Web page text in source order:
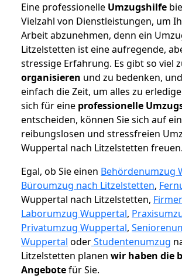
Eine professionelle Umzugshilfe
Vielzahl von Dienstleistungen, um
Arbeit abzunehmen, denn ein
Litzelstetten ist eine aufregende,
stressige Erfahrung. Es gibt so viel
organisieren und zu bedenken,
einfach die Zeit, um alles zu
sich für eine professionelle
entscheiden, können Sie sich auf
reibungslosen und stressfreien
Wuppertal nach Litzelstetten freuen.
Egal, ob Sie einen Behördenumzug
Büroumzug nach Litzelstetten,
Wuppertal nach Litzelstetten,
Laborumzug Wuppertal,
Privatumzug Wuppertal,
Wuppertal oderStudentenumzug
Litzelstetten planen wir haben die
Angebotefür Sie.